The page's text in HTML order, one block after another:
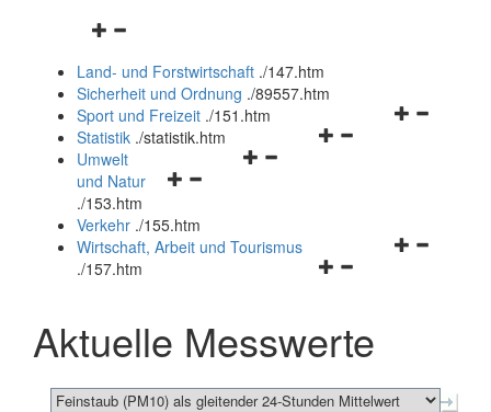
Navigationsmenü
und
schließen
Land- und Forstwirtschaft ./147.htm
Sicherheit und Ordnung ./89557.htm
Navigationsmenü
Sport und Freizeit ./151.htm
Navigationsmenü
Statistik ./statistik.htm
Navigationsmenü
und
schließen
Umwelt
und Natur
./153.htm
Verkehr ./155.htm
Navigationsmenü
schließen
Wirtschaft, Arbeit und Tourismus
./157.htm
Aktuelle Messwerte